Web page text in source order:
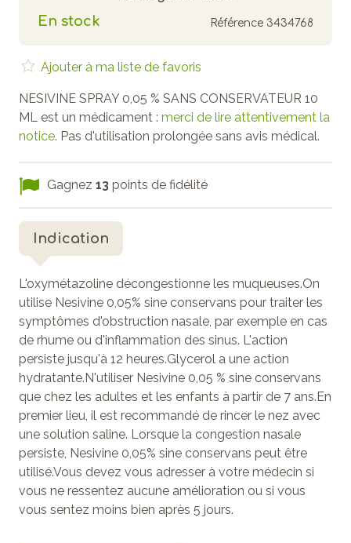
NESIVINE SPRAY 0,05 % SANS CONSERVATEUR 10
ML est un médicament : merci de lire attentivement la
notice. Pas d'utilisation prolongée sans avis médical.
En stock Référence 3434768
Ajouter à ma liste de favoris
Gagnez 13 points de fidélité
Indication
L'oxymétazoline décongestionne les muqueuses.On
utilise Nesivine 0,05% sine conservans pour traiter les
symptômes d'obstruction nasale, par exemple en cas
de rhume ou d'inflammation des sinus. L'action
persiste jusqu'à 12 heures.Glycerol a une action
hydratante.N'utiliser Nesivine 0,05 % sine conservans
que chez les adultes et les enfants à partir de 7 ans.En
premier lieu, il est recommandé de rincer le nez avec
une solution saline. Lorsque la congestion nasale
persiste, Nesivine 0,05% sine conservans peut être
utilisé.Vous devez vous adresser à votre médecin si
vous ne ressentez aucune amélioration ou si vous
vous sentez moins bien après 5 jours.